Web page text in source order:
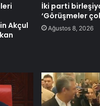
Akçul
İki parti
‘Görüşmeler
Ağustos 8, 2026